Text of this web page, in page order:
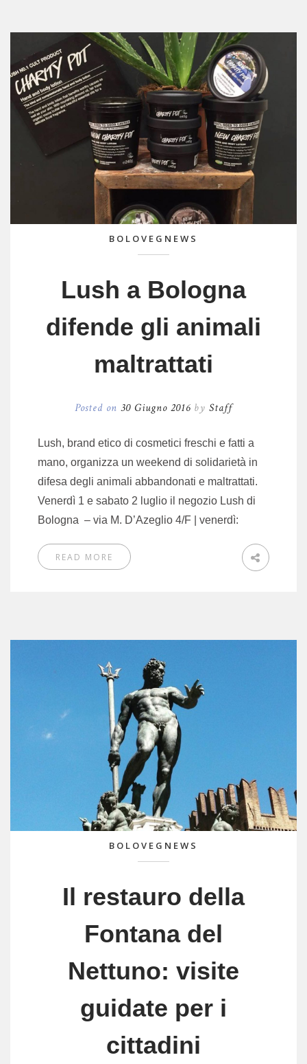
BOLOVEGNEWS
Lush a Bologna
difende gli animali
maltrattati
Posted on 30 Giugno 2016 by Staff
Lush, brand etico di cosmetici freschi e fatti a
mano, organizza un weekend di solidarietà in
difesa degli animali abbandonati e maltrattati.
Venerdì 1 e sabato 2 luglio il negozio Lush di
Bologna – via M. D’Azeglio 4/F | venerdì:
READ MORE
BOLOVEGNEWS
Il restauro della
Fontana del
Nettuno: visite
guidate per i
cittadini